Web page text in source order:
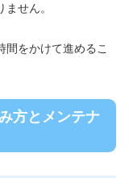
せん。
をかけて進めるこ
方とメンテナ